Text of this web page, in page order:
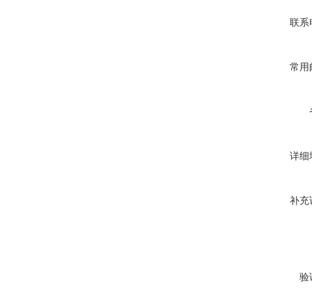
联系
常用
详细
补充
验